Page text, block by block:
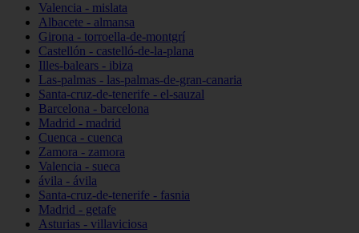
Valencia - mislata
Albacete - almansa
Girona - torroella-de-montgrí
Castellón - castelló-de-la-plana
Illes-balears - ibiza
Las-palmas - las-palmas-de-gran-canaria
Santa-cruz-de-tenerife - el-sauzal
Barcelona - barcelona
Madrid - madrid
Cuenca - cuenca
Zamora - zamora
Valencia - sueca
ávila - ávila
Santa-cruz-de-tenerife - fasnia
Madrid - getafe
Asturias - villaviciosa